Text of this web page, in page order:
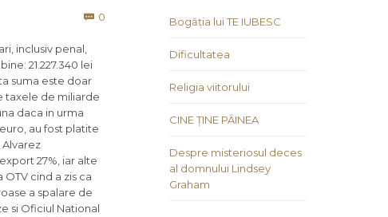
 0
inclusiv penal,
21.227.340 lei
suma este doar
taxele de miliarde
daca in urma
au fost platite
27%, iar alte
cind a zis ca
a spalare de
si Oficiul National
Bogăția lui TE IUBESC
Dificultatea
Religia viitorului
CINE ȚINE PÂINEA
Despre misteriosul deces
al domnului Lindsey
Graham